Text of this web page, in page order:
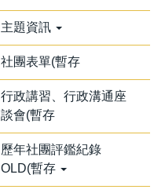
主題資訊
社團表單(暫存
行政講習、行政溝通座
談會(暫存
歷年社團評鑑紀錄
OLD(暫存